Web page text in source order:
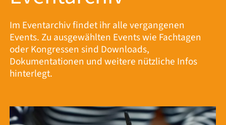
Im Eventarchiv findet ihr alle vergangenen
Events. Zu ausgewählten Events wie Fachtagen
oder Kongressen sind Downloads,
Dokumentationen und weitere nützliche Infos
hinterlegt.